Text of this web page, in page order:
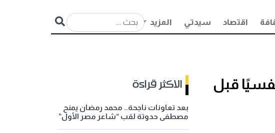
اقتصاد سيدتي المزيد
قبل
الاكثر قراءة
بعد تعاونات ناجحة.. محمد رمضان يمنح
مصطفى حدوتة لقب “شاعر مصر الأول”